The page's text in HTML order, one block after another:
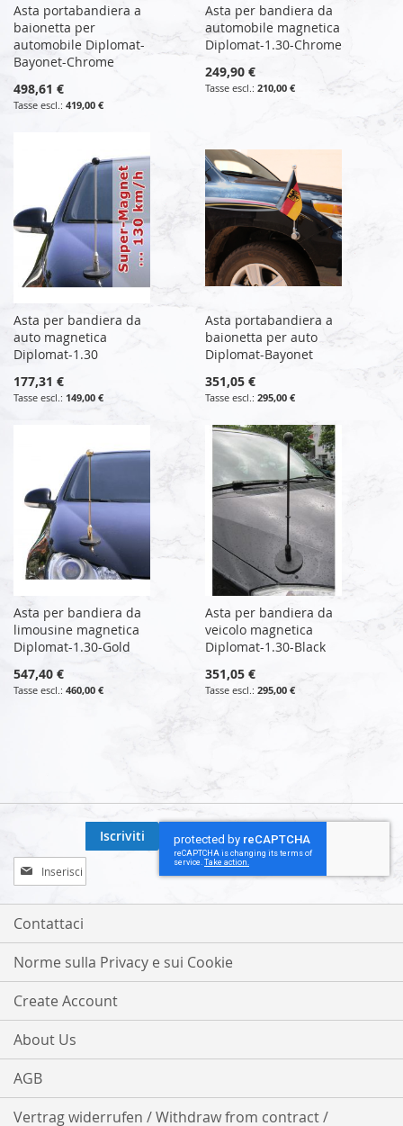
Asta portabandiera a
baionetta per
automobile Diplomat-
Bayonet-Chrome
498,61 €
419,00 €
Asta per bandiera da
automobile magnetica
Diplomat-1.30-Chrome
249,90 €
210,00 €
Asta per bandiera da
auto magnetica
Diplomat-1.30
177,31 €
149,00 €
Asta portabandiera a
baionetta per auto
Diplomat-Bayonet
351,05 €
295,00 €
Asta per bandiera da
limousine magnetica
Diplomat-1.30-Gold
547,40 €
460,00 €
Asta per bandiera da
veicolo magnetica
Diplomat-1.30-Black
351,05 €
295,00 €
Iscriviti
alla
nostra
Newsletter:
Iscriviti
Contattaci
Norme sulla Privacy e sui Cookie
Create Account
About Us
AGB
Vertrag widerrufen / Withdraw from contract /